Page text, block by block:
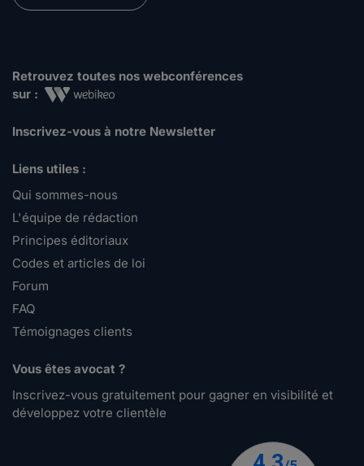
Retrouvez toutes nos webconférences
sur :
Inscrivez-vous à notre Newsletter
Liens utiles :
Qui sommes-nous
L'équipe de rédaction
Principes éditoriaux
Codes et articles de loi
Forum
FAQ
Témoignages clients
Vous êtes avocat ?
Inscrivez-vous gratuitement pour gagner en visibilité et
développez votre clientèle